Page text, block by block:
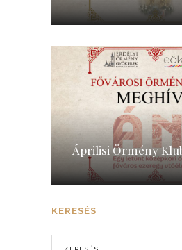
Áprilisi Örmény
KERESÉS